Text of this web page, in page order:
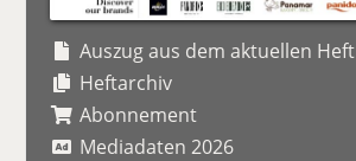
Auszug aus dem aktuellen Heft
Heftarchiv
Abonnement
Mediadaten 2026